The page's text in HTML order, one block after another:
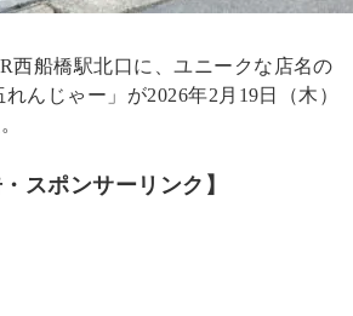
西船橋駅北口に、ユニークな店名の
んじゃー」が2026年2月19日（木）
・スポンサーリンク】